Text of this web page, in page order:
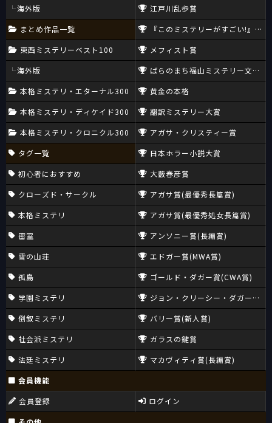
海外版
まとめ作品一覧
東西ミステリーベスト100
海外版
本格ミステリ・エターナル300
本格ミステリ・ディケイド300
本格ミステリ・クロニクル300
タグ一覧
初心者におすすめ
クローズド・サークル
本格ミステリ
密室
雪の山荘
孤島
学園ミステリ
倒叙ミステリ
社会派ミステリ
法廷ミステリ
江戸川乱歩賞
『このミステリーがすごい!』大賞
メフィスト賞
ばらのまち福山ミステリー文学新
黄金の本格
翻訳ミステリー大賞
アガサ・クリスティー賞
日本ホラー小説大賞
大藪春彦賞
アガサ賞(最優秀長篇賞)
アガサ賞(最優秀処女長篇賞)
アンソニー賞(長編賞)
エドガー賞(MWA賞)
ゴールド・ダガー賞(CWA賞)
ジョン・クリーシー・ダガー賞
バリー賞(新人賞)
ガラスの鍵賞
マカヴィティ賞(長編賞)
会員機能
会員登録
ログイン